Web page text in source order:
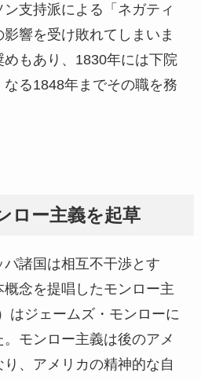
支持派による「ネガティ
響を受け敗れてしまいま
もあり、1830年には下院
る1848年までその職を務
ロー主義を起草
パ諸国は相互不干渉とす
念を提唱したモンロー主
はジェームズ・モンローに
モンロー主義は後のアメ
、アメリカの精神的な自